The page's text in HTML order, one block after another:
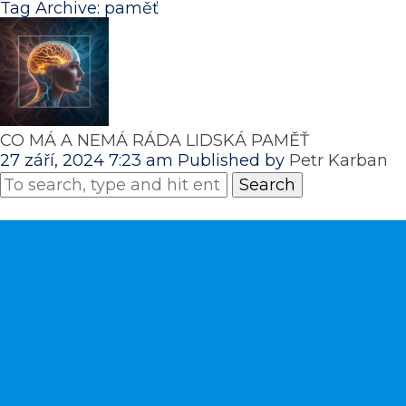
Tag Archive: paměť
CO MÁ A NEMÁ RÁDA LIDSKÁ PAMĚŤ
27 září, 2024 7:23 am Published by Petr Karban
Search